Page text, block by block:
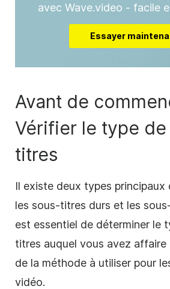
avec Wave.video - facile
Essayer
Avant de
Vérifier le type
titres
Il existe deux types principaux
les sous-titres durs et les
est essentiel de déterminer le
titres auquel vous avez
de la méthode à utiliser pour
vidéo.